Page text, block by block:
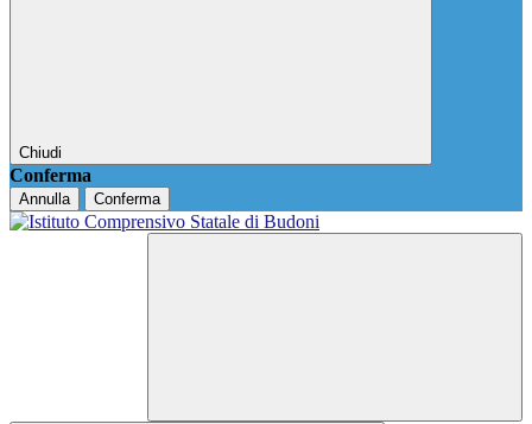
Chiudi
Conferma
Annulla Conferma